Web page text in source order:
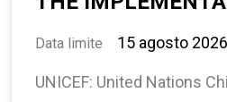
THE US GRANT
MONTHS, OFFICE-
BASED+TRAVEL
Data limite 15 agosto 2026
UNICEF: United Nations